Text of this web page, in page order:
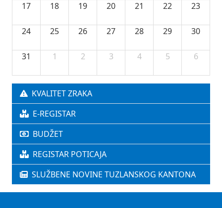
17 18 19 20 21 22 23
24 25 26 27 28 29 30
31 1 2 3 4 5 6
KVALITET ZRAKA
E-REGISTAR
BUDŽET
REGISTAR POTICAJA
SLUŽBENE NOVINE TUZLANSKOG KANTONA